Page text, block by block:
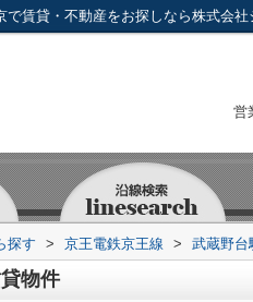
営
探す > 京王電鉄京王線 > 武蔵野台
物件